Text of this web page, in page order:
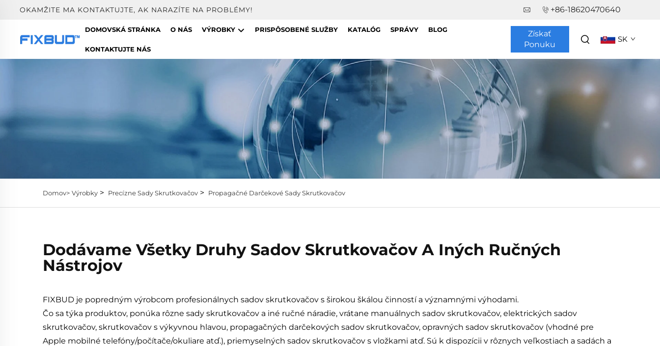
OKAMŽITE MA KONTAKTUJTE, AK NARAZÍTE NA PROBLÉMY! +86-18620470640
DOMOVSKÁ STRÁNKA O NÁS VÝROBKY PRISPÔSOBENÉ SLUŽBY KATALÓG SPRÁVY BLOG
KONTAKTUJTE NÁS
Získať
Ponuku
SK
Domov> Výrobky > Precízne Sady Skrutkovačov > Propagačné Darčekové Sady Skrutkovačov
Dodávame Všetky Druhy Sadov Skrutkovačov A Iných Ručných
Nástrojov
FIXBUD je popredným výrobcom profesionálnych sadov skrutkovačov s širokou škálou činností a významnými výhodami.
Čo sa týka produktov, ponúka rôzne sady skrutkovačov a iné ručné náradie, vrátane manuálnych sadov skrutkovačov, elektrických sadov
skrutkovačov, skrutkovačov s výkyvnou hlavou, propagačných darčekových sadov skrutkovačov, opravných sadov skrutkovačov (vhodné pre
Apple mobilné telefóny/počítače/okuliare atď.), priemyselných sadov skrutkovačov s vložkami atď. Sú k dispozícii v rôznych veľkostiach a sadách a